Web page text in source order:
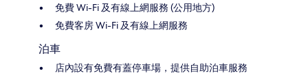
免費 Wi-Fi 及有線上網服務 (公用地方)
免費客房 Wi-Fi 及有線上網服務
泊車
店內設有免費有蓋停車場，提供自助泊車服務